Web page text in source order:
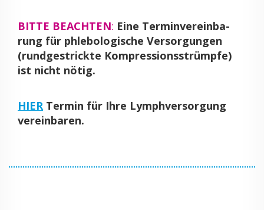
BITTE BE­ACH­TEN: Eine Ter­min­ver­ein­ba­
rung für phle­bo­lo­gi­sche Ver­sor­gun­gen
(rund­ge­strick­te Kom­pres­si­ons­strümp­fe)
ist nicht nötig.
HIERTer­min für Ihre Lym­ph­ver­sor­gung
ver­ein­ba­ren.